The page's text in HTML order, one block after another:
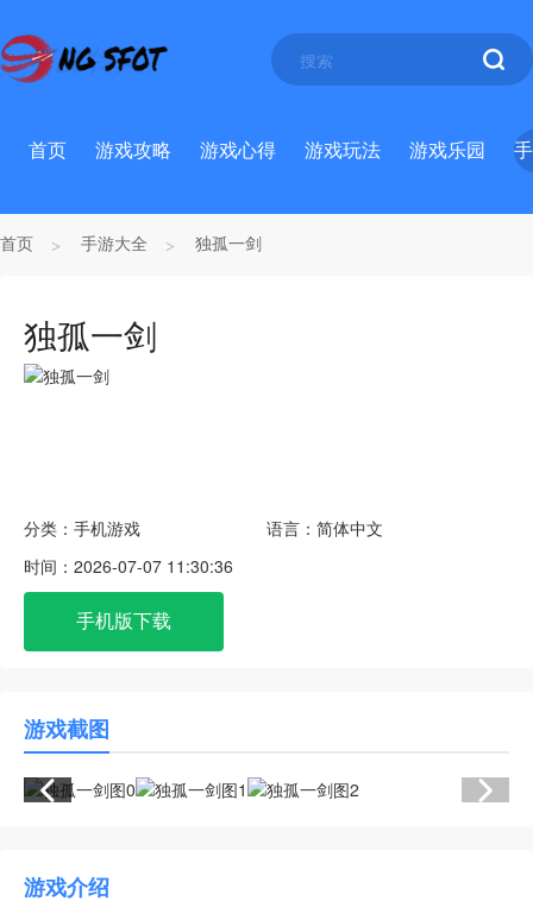
首页 游戏攻略 游戏心得 游戏玩法 游戏乐园
首页 手游大全 独孤一剑
独孤一剑
分类： 手机游戏 语言： 简体中文
时间： 2026-07-07 11:30:36
手机版下载
游戏截图
游戏介绍